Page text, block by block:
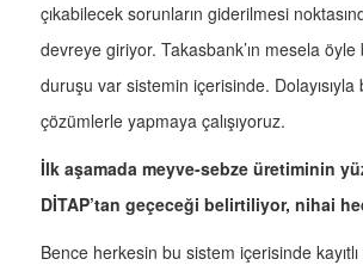
çıkabilecek sorunların giderilmesi
devreye giriyor. Takasbank’ın mesela
duruşu var sistemin içerisinde.
çözümlerle yapmaya çalışıyoruz.
İlk aşamada meyve-sebze üretiminin
DİTAP’tan geçeceği belirtiliyor, nihai
Bence herkesin bu sistem içerisinde